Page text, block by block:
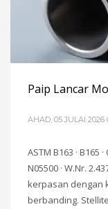
Paip Lancar
AHAD, 05 JULAI 2026
ASTM B163 · B165
N05500 · W.Nr.
kerpasan dengan
berbanding.